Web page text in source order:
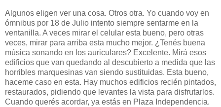
Algunos eligen ver una cosa. Otros otra. Yo cuando voy en
ómnibus por 18 de Julio intento siempre sentarme en la
ventanilla. A veces mirar el celular esta bueno, pero otras
veces, mirar para arriba esta mucho mejor. ¿Tenés buena
música sonando en los auriculares? Excelente. Mirá esos
edificios que van quedando al descubierto a medida que las
horribles marquesinas van siendo sustituidas. Esta bueno,
haceme caso en esta. Hay muchos edificios recién pintados,
restaurados, pidiendo que levantes la vista para disfrutarlos.
Cuando querés acordar, ya estás en Plaza Independencia.